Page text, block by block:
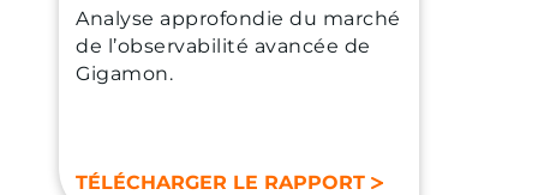
Analyse approfondie du marché
de l’observabilité avancée de
Gigamon.
TÉLÉCHARGER LE RAPPORT